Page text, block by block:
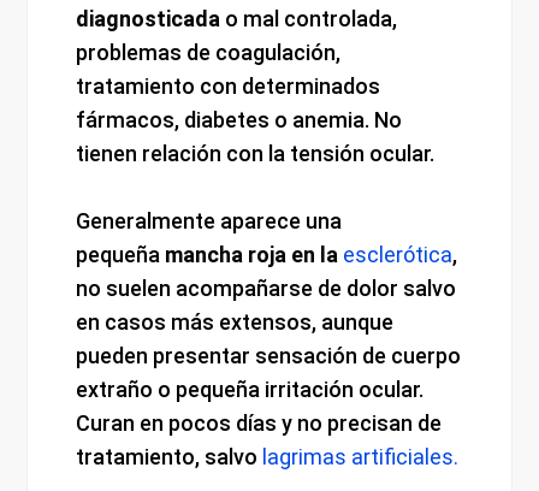
diagnosticada o mal controlada,
problemas de coagulación,
tratamiento con determinados
fármacos, diabetes o anemia. No
tienen relación con la tensión ocular.
Generalmente aparece una
pequeña mancha roja en la esclerótica,
no suelen acompañarse de dolor salvo
en casos más extensos, aunque
pueden presentar sensación de cuerpo
extraño o pequeña irritación ocular.
Curan en pocos días y no precisan de
tratamiento, salvo lagrimas artificiales.